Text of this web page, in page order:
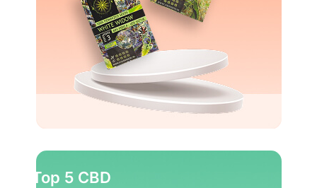
Top 5 CBD